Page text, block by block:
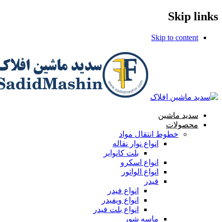
Skip links
Skip to content
سدید ماشین
محصولات
خطوط انتقال مواد
انواع نوار نقاله
بلت کانوایر
انواع اسکرو
انواع الواتور
فیدر
انواع فیدر
انواع ویفیدر
انواع بلت فیدر
ماسه شور